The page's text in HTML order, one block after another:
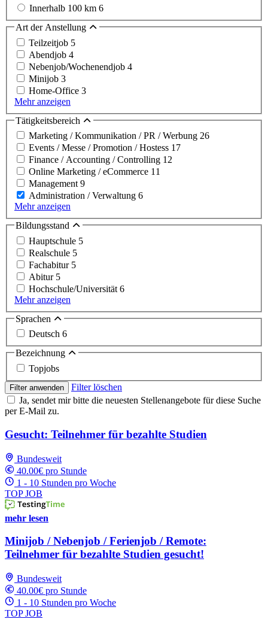
Innerhalb 100 km 6
Art der Anstellung
Teilzeitjob 5
Abendjob 4
Nebenjob/Wochenendjob 4
Minijob 3
Home-Office 3
Mehr anzeigen
Tätigkeitsbereich
Marketing / Kommunikation / PR / Werbung 26
Events / Messe / Promotion / Hostess 17
Finance / Accounting / Controlling 12
Online Marketing / eCommerce 11
Management 9
Administration / Verwaltung 6
Mehr anzeigen
Bildungsstand
Hauptschule 5
Realschule 5
Fachabitur 5
Abitur 5
Hochschule/Universität 6
Mehr anzeigen
Sprachen
Deutsch 6
Bezeichnung
Topjobs
Filter anwenden
Filter löschen
Ja, sendet mir bitte die neuesten Stellenangebote für diese Suche
per E-Mail zu.
Gesucht: Teilnehmer für bezahlte Studien
Bundesweit
40.00€ pro Stunde
1 - 10 Stunden pro Woche
TOP JOB
mehr lesen
Minijob / Nebenjob / Ferienjob / Remote:
Teilnehmer für bezahlte Studien gesucht!
Bundesweit
40.00€ pro Stunde
1 - 10 Stunden pro Woche
TOP JOB